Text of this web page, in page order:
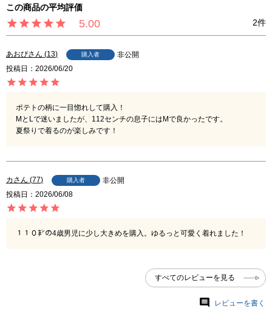
5.00 2
あおぴ 13 購入者
非公開
投稿日
2026/06/20
ポテトの柄に一目惚れして購入！
MとLで迷いましたが、112センチの息子にはMで良かったです。
夏祭りで着るのが楽しみです！
カ 77 購入者
非公開
投稿日
2026/06/08
１１０㌢の4歳男児に少し大きめを購入。ゆるっと可愛く着れました！
すべてのレビューを見る
レビューを書く